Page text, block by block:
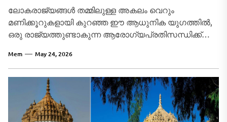
ലോകരാജ്യങ്ങൾ തമ്മിലുള്ള അകലം വെറും
മണിക്കൂറുകളായി കുറഞ്ഞ ഈ ആധുനിക യുഗത്തിൽ,
ഒരു രാജ്യത്തുണ്ടാകുന്ന ആരോഗ്യപ്രതിസന്ധിക്ക്
ദിവസങ്ങളോ ആഴ്ചകളോ ആവശ്യമില്ല. കഴിഞ്ഞ...
Mem May 24, 2026